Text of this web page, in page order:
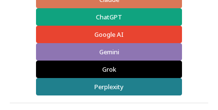
ChatGPT
Google AI
Gemini
Grok
Perplexity